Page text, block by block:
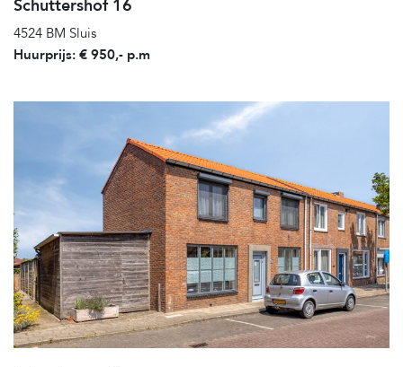
Schuttershof 16
4524 BM Sluis
Huurprijs: € 950,- p.m